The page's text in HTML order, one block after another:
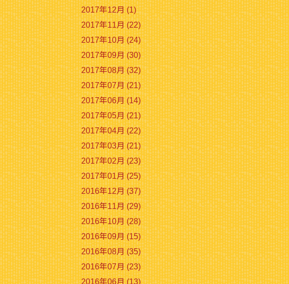
2017年12月 (1)
2017年11月 (22)
2017年10月 (24)
2017年09月 (30)
2017年08月 (32)
2017年07月 (21)
2017年06月 (14)
2017年05月 (21)
2017年04月 (22)
2017年03月 (21)
2017年02月 (23)
2017年01月 (25)
2016年12月 (37)
2016年11月 (29)
2016年10月 (28)
2016年09月 (15)
2016年08月 (35)
2016年07月 (23)
2016年06月 (13)